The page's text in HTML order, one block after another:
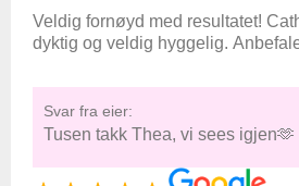
Veldig fornøyd med resultatet!
dyktig og veldig hyggelig.
Svar fra eier:
Tusen takk Thea, vi sees